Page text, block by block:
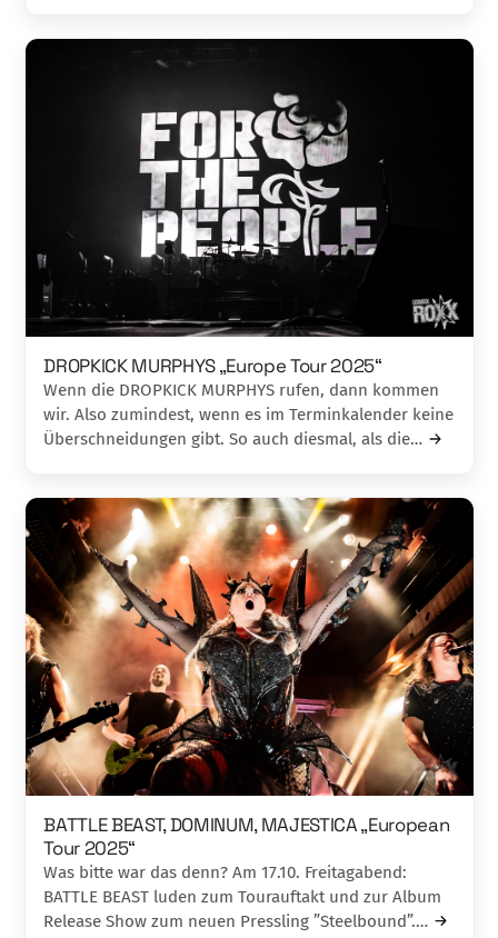
DROPKICK MURPHYS „Europe Tour 2025“
Wenn die DROPKICK MURPHYS rufen, dann kommen
wir. Also zumindest, wenn es im Terminkalender keine
Überschneidungen gibt. So auch diesmal, als die…
BATTLE BEAST, DOMINUM, MAJESTICA „European
Tour 2025“
Was bitte war das denn? Am 17.10. Freitagabend:
BATTLE BEAST luden zum Tourauftakt und zur Album
Release Show zum neuen Pressling ”Steelbound”.…